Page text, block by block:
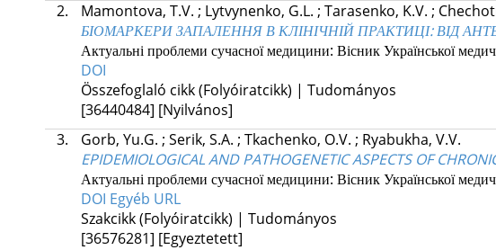
2.
Mamontova, T.V. ; Lytvynenko, G.L. ; Tarasenko, K.V. ;
БІОМАРКЕРИ ЗАПАЛЕННЯ В КЛІНІЧНІЙ ПРАКТИЦІ: ВІД
Актуальні проблеми сучасної медицини: Вісник Української
DOI
Összefoglaló cikk (Folyóiratcikk) | Tudományos
[36440484] [Nyilvános]
3.
Gorb, Yu.G. ; Serik, S.A. ; Tkachenko, O.V. ; Ryabukha, V.V.
EPIDEMIOLOGICAL AND PATHOGENETIC ASPECTS OF
Актуальні проблеми сучасної медицини: Вісник Української
DOI Egyéb URL
Szakcikk (Folyóiratcikk) | Tudományos
[36576281] [Egyeztetett]